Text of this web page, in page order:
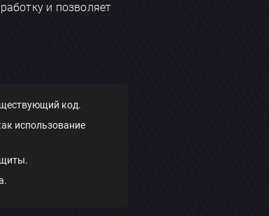
и позволяет
код.
использование